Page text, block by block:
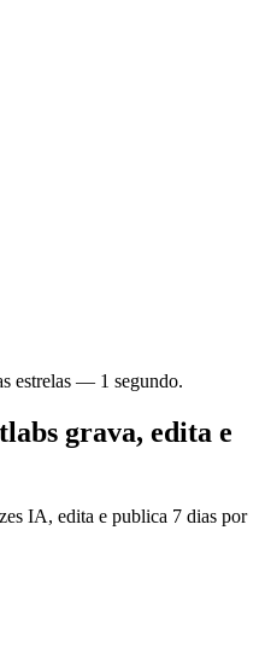
estrelas — 1 segundo.
grava, edita e
IA, edita e publica 7 dias por